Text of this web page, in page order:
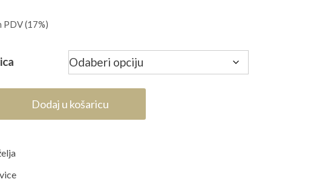
PDV (17%)
Dodaj u košaricu